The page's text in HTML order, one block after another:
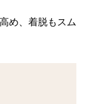
め、着脱もスム